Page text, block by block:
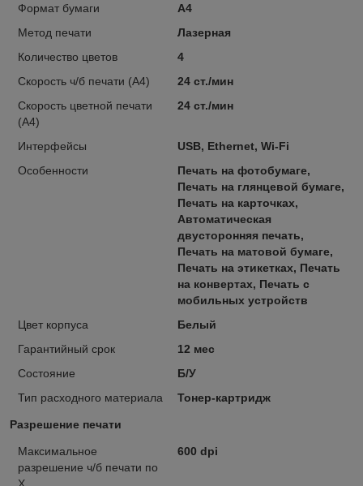
Формат бумаги
А4
Метод печати
Лазерная
Количество цветов
4
Скорость ч/б печати (A4)
24 ст./мин
Скорость цветной печати
(A4)
24 ст./мин
Интерфейсы
USB, Ethernet, Wi-Fi
Особенности
Печать на фотобумаге,
Печать на глянцевой бумаге,
Печать на карточках,
Автоматическая
двусторонняя печать,
Печать на матовой бумаге,
Печать на этикетках, Печать
на конвертах, Печать с
мобильных устройств
Цвет корпуса
Белый
Гарантийный срок
12 мес
Состояние
Б/У
Тип расходного материала
Тонер-картридж
Разрешение печати
Максимальное
разрешение ч/б печати по
Х
600 dpi